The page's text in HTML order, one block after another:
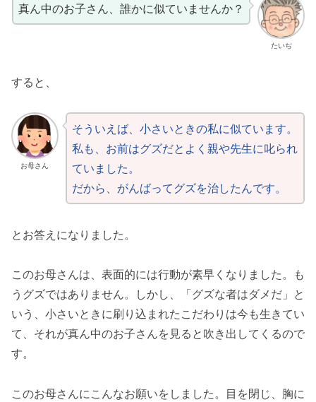
たいぢ
真ん中のお子さん、誰かに似ていませんか？
すると、
お母さん
そういえば、小さいときの私に似ています。
私も、お前はグズだとよく親や先生に叱られ
ていました。
だから、がんばってグズを治したんです。
とお答えになりました。
このお母さんは、表面的には行動が素早くなりました。も
うグズではありません。しかし、「グズな者はダメだ」と
いう、小さいときに刷り込まれたこだわりは今も生きてい
て、それが真ん中のお子さんを見ると吹き出してくるので
す。
このお母さんにこんなお願いをしました。目を閉じ、胸に